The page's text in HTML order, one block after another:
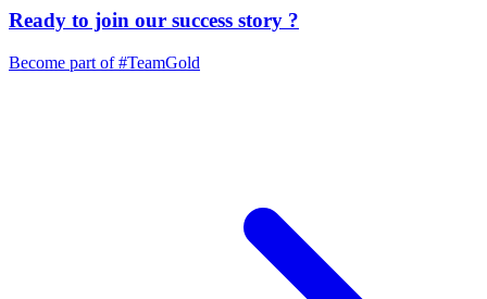
Ready to join our success story ?
Become part of#TeamGold